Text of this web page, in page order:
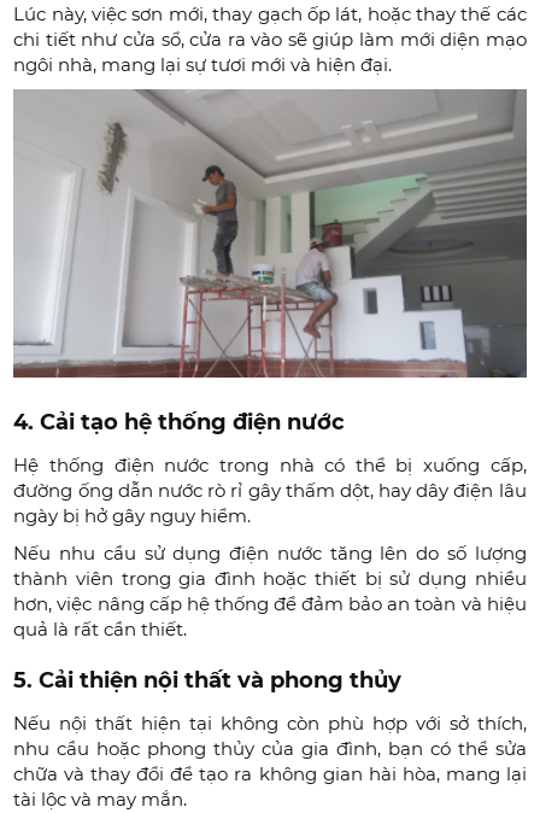
Lúc này, việc sơn mới, thay gạch ốp lát, hoặc thay thế các
chi tiết như cửa sổ, cửa ra vào sẽ giúp làm mới diện mạo
ngôi nhà, mang lại sự tươi mới và hiện đại.
4. Cải tạo hệ thống điện nước
Hệ thống điện nước trong nhà có thể bị xuống cấp,
đường ống dẫn nước rò rỉ gây thấm dột, hay dây điện lâu
ngày bị hở gây nguy hiểm.
Nếu nhu cầu sử dụng điện nước tăng lên do số lượng
thành viên trong gia đình hoặc thiết bị sử dụng nhiều
hơn, việc nâng cấp hệ thống để đảm bảo an toàn và hiệu
quả là rất cần thiết.
5. Cải thiện nội thất và phong thủy
Nếu nội thất hiện tại không còn phù hợp với sở thích,
nhu cầu hoặc phong thủy của gia đình, bạn có thể sửa
chữa và thay đổi để tạo ra không gian hài hòa, mang lại
tài lộc và may mắn.